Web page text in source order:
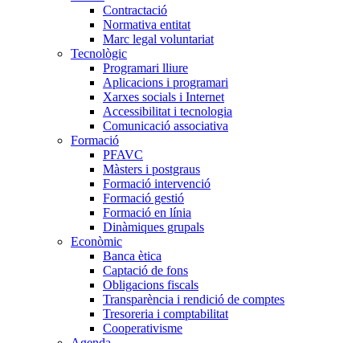
Contractació
Normativa entitat
Marc legal voluntariat
Tecnològic
Programari lliure
Aplicacions i programari
Xarxes socials i Internet
Accessibilitat i tecnologia
Comunicació associativa
Formació
PFAVC
Màsters i postgraus
Formació intervenció
Formació gestió
Formació en línia
Dinàmiques grupals
Econòmic
Banca ètica
Captació de fons
Obligacions fiscals
Transparència i rendició de comptes
Tresoreria i comptabilitat
Cooperativisme